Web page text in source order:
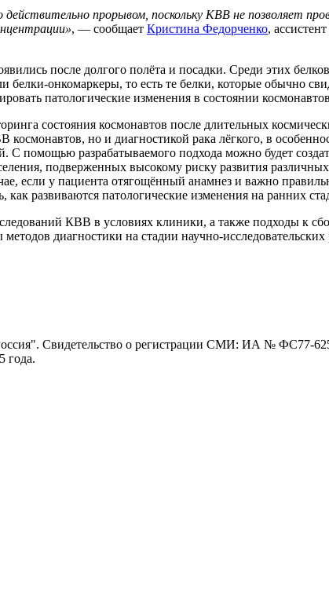
прорывом, поскольку КВВ не позволяет
, — сообщает Кристина Федорченко,
после долгого полёта и посадки. Среди этих
онкомаркеры, то есть те белки, которые обычно
патологические изменения в состоянии
состояния космонавтов после длительных
но и диагностикой рака лёгкого, в
помощью разрабатываемого подхода можно будет
подверженных высокому риску развития
если у пациента отягощённый анамнез и важно
развиваются патологические изменения на ранних
КВВ в условиях клиники, а также подходы к
диагностики на стадии научно-
Свидетельство о регистрации СМИ: ИА № ФС77-
года.